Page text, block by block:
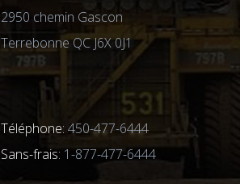
2950 chemin Gascon
Terrebonne QC J6X 0J1
Téléphone: 450-477-6444
Sans-frais: 1-877-477-6444